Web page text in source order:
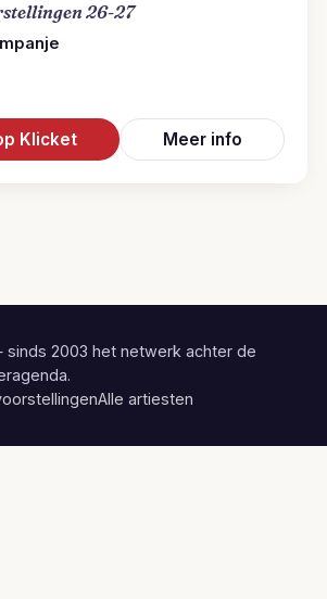
26-27
Klicket Meer info
2003 het netwerk achter de
Alle artiesten